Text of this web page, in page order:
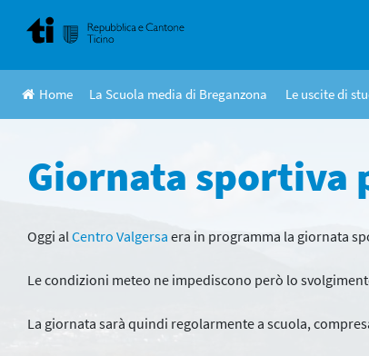
content
Home La Scuola media di Breganzona Le uscite di
Giornata sportiva
Oggi al Centro Valgersa era in programma la giornata
Le condizioni meteo ne impediscono però lo
La giornata sarà quindi regolarmente a scuola,